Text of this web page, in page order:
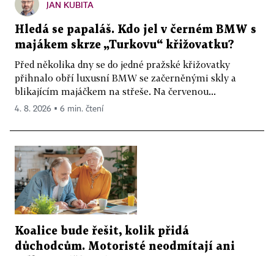
JAN KUBITA
Hledá se papaláš. Kdo jel v černém BMW s
majákem skrze „Turkovu“ křižovatku?
Před několika dny se do jedné pražské křižovatky
přihnalo obří luxusní BMW se začerněnými skly a
blikajícím majáčkem na střeše. Na červenou...
4. 8. 2026 ▪ 6 min. čtení
Koalice bude řešit, kolik přidá
důchodcům. Motoristé neodmítají ani